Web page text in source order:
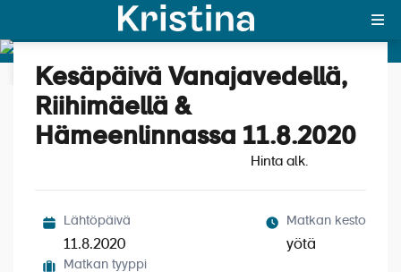
MAJAKKA-portaali
Yksin matkalle?
Suosikit
OTA YHTEYTTÄ
Katso kuvat (5)
Kesäpäivä Vanajavedellä,
Riihimäellä &
Hämeenlinnassa 11.8.2020
Hinta alk.
Lähtöpäivä
11.8.2020
Matkan kesto
yötä
Matkan tyyppi